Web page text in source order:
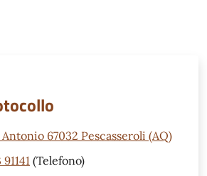
Antonio 67032 Pescasseroli (AQ)
(Telefono)